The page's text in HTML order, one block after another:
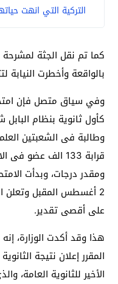
التركية التي انهت
كما تم نقل الجثة
بالواقعة وأخطرت النيابة
وطالبة فى الشعبتين
قرابة 133 الف
2 أغسطس المقبل وتعلن
على أقصى تقدير.
هذا وقد أكدت الوزارة،
الأخير للثانوية العامة، والذي ينتهي